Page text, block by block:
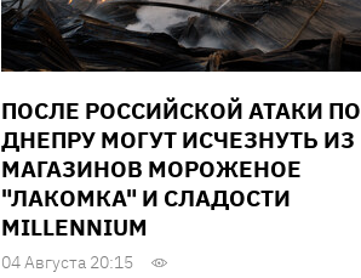
ПОСЛЕ РОССИЙСКОЙ АТАКИ ПО
ДНЕПРУ МОГУТ ИСЧЕЗНУТЬ ИЗ
МАГАЗИНОВ МОРОЖЕНОЕ
"ЛАКОМКА" И СЛАДОСТИ
MILLENNIUM
04 Августа 20:15